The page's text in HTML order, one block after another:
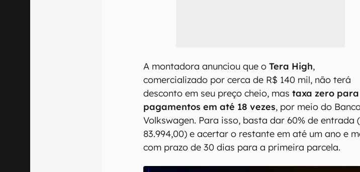
A montadora anunciou que oTera High,
comercializado por cerca de R$ 140 mil, não terá
desconto em seu preço cheio, mastaxa zero para
pagamentos em até 18 vezes, por meio do
Volkswagen. Para isso, basta dar 60% de entrada
83.994,00) e acertar o restante em até um ano e
com prazo de 30 dias para a primeira parcela.